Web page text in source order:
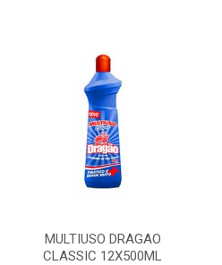
MULTIUSO DRAGAO
CLASSIC 12X500ML